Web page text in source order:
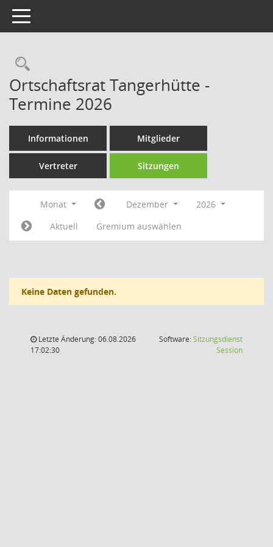
Toggle navigation
Rechercheauswahl
Ortschaftsrat Tangerhütte -
Termine 2026
Informationen Mitglieder
Vertreter Sitzungen
Monat Dezember
2026
Aktuell
Gremium auswählen
Keine Daten gefunden.
Letzte Änderung: 06.08.2026
17:02:30
Software:Sitzungsdienst
Session(Wird in